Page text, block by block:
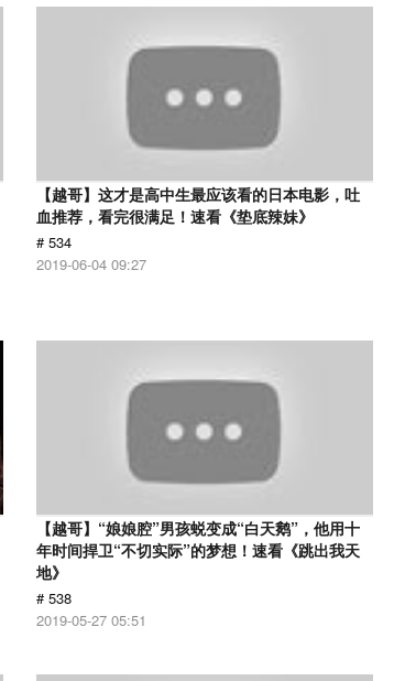
【越哥】这才是高中生最应该看的日本电影，吐
血推荐，看完很满足！速看《垫底辣妹》
# 534
2019-06-04 09:27
【越哥】“娘娘腔”男孩蜕变成“白天鹅”，他用十
年时间捍卫“不切实际”的梦想！速看《跳出我天
地》
# 538
2019-05-27 05:51